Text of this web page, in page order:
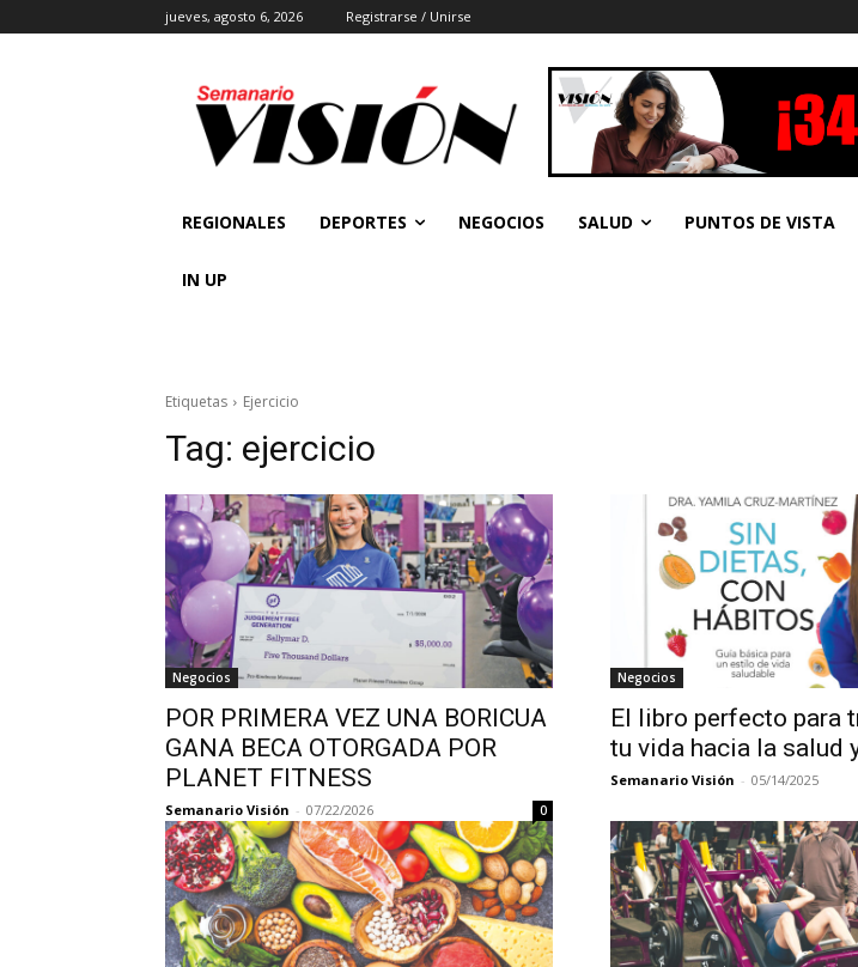
jueves, agosto 6, 2026 Registrarse / Unirse
REGIONALES DEPORTES NEGOCIOS SALUD PUNTOS DE VISTA
IN UP
Etiquetas Ejercicio
Tag: ejercicio
Negocios
POR PRIMERA VEZ UNA BORICUA
GANA BECA OTORGADA POR
PLANET FITNESS
Semanario Visión - 07/22/2026 0
Negocios
El libro perfecto para
tu vida hacia la salud
Semanario Visión - 05/14/2025